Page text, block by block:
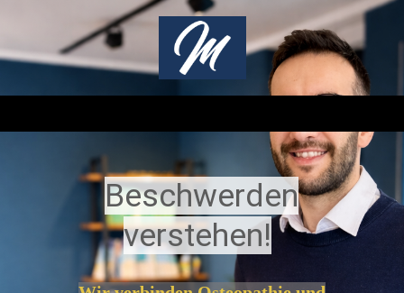
Beschwerden
verstehen!